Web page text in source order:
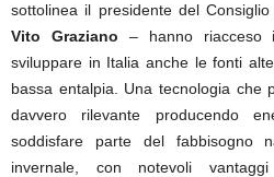
sottolinea il presidente del
Vito Graziano – hanno riacceso
sviluppare in Italia anche le fonti
bassa entalpia. Una tecnologia che
davvero rilevante producendo
soddisfare parte del fabbisogno
invernale, con notevoli